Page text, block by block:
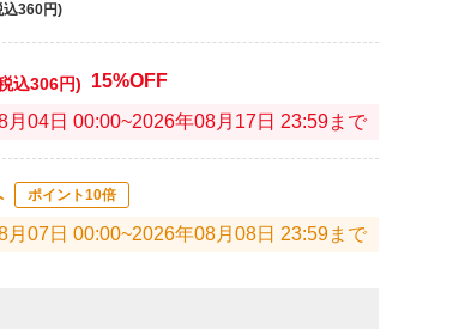
込360円)
込306円) 15%OFF
月04日 00:00~2026年08月17日 23:59まで
ポイント10倍
月07日 00:00~2026年08月08日 23:59まで